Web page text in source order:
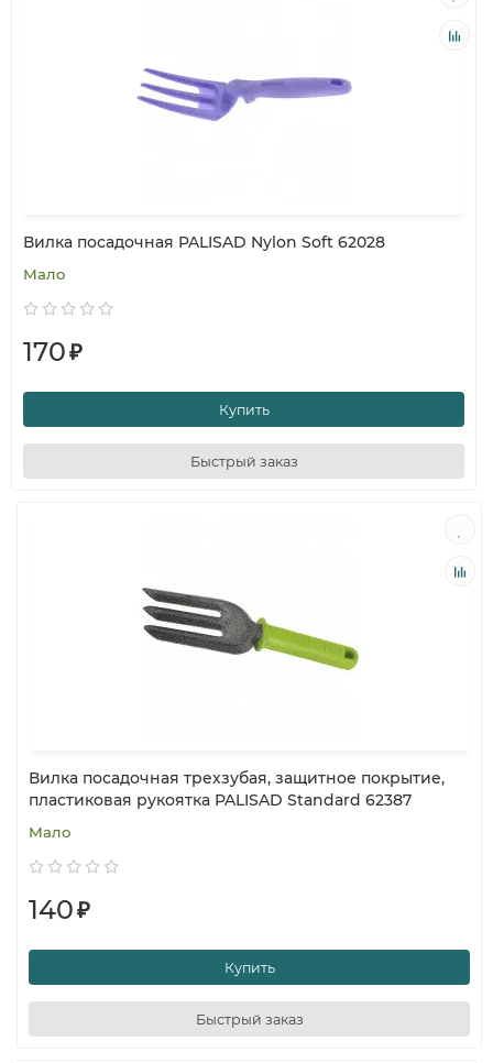
Вилка посадочная PALISAD Nylon Soft 62028
Мало
170₽
Купить
Быстрый заказ
Вилка посадочная трехзубая, защитное покрытие,
пластиковая рукоятка PALISAD Standard 62387
Мало
140₽
Купить
Быстрый заказ